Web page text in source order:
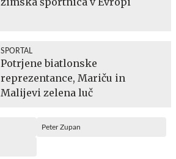
SPORTAL
Potrjene biatlonske
reprezentance, Mariču in
Malijevi zelena luč
Peter Zupan